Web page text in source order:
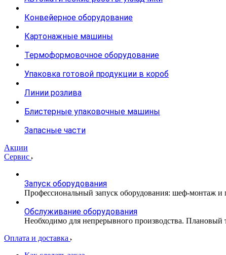
Конвейерное оборудование
Картонажные машины
Термоформовочное оборудование
Упаковка готовой продукции в короб
Линии розлива
Блистерные упаковочные машины
Запасные части
Акции
Сервис
Запуск оборудования
Профессиональный запуск оборудования: шеф-монтаж
Обслуживание оборудования
Необходимо для непрерывного производства. Плановый
Оплата и доставка